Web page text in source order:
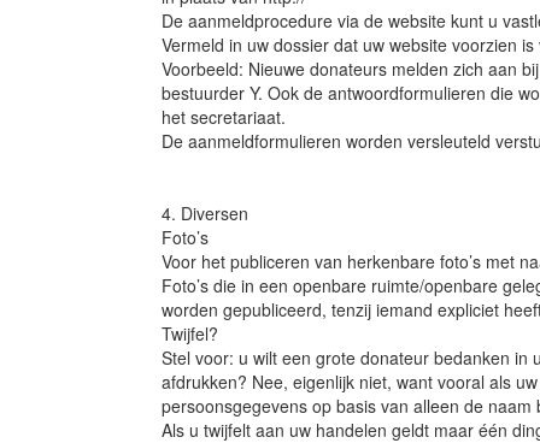
De aanmeldprocedure via de website kunt u
Vermeld in uw dossier dat uw website voorzien
Voorbeeld: Nieuwe donateurs melden zich aan
bestuurder Y. Ook de antwoordformulieren die
het secretariaat.
De aanmeldformulieren worden versleuteld
4. Diversen
Foto’s
Voor het publiceren van herkenbare foto’s met
Foto’s die in een openbare ruimte/openbare
worden gepubliceerd, tenzij iemand expliciet
Twijfel?
Stel voor: u wilt een grote donateur bedanken
afdrukken? Nee, eigenlijk niet, want vooral als
persoonsgegevens op basis van alleen de naam
Als u twijfelt aan uw handelen geldt maar één